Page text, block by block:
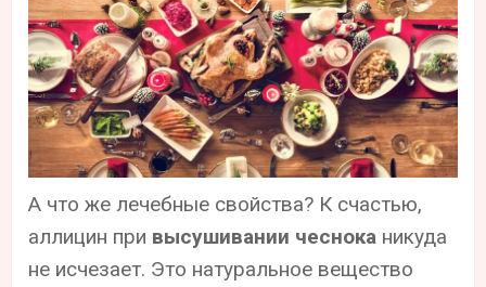
А что же лечебные свойства? К счастью,
аллицин при высушивании чеснока никуда
не исчезает. Это натуральное вещество